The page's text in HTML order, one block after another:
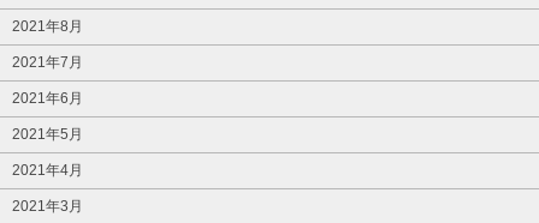
2021年8月
2021年7月
2021年6月
2021年5月
2021年4月
2021年3月